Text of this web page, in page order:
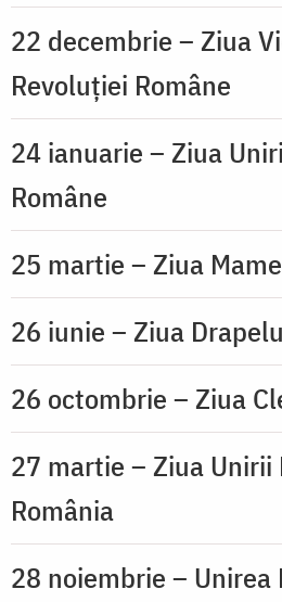
22 decembrie – Ziua
Revoluției Române
24 ianuarie – Ziua
Române
25 martie – Ziua
26 iunie – Ziua
26 octombrie – Ziua
27 martie – Ziua Unirii
România
28 noiembrie – Unirea